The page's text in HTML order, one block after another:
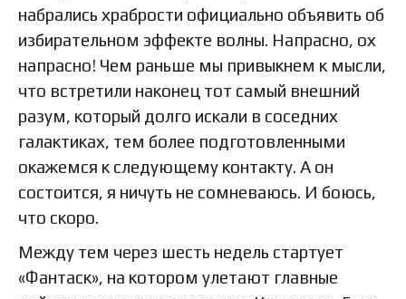
набрались храбрости официально объявить об
избирательном эффекте волны. Напрасно, ох
напрасно! Чем раньше мы привыкнем к мысли,
что встретили наконец тот самый внешний
разум, который долго искали в соседних
галактиках, тем более подготовленными
окажемся к следующему контакту. А он
состоится, я ничуть не сомневаюсь. И боюсь,
что скоро.
Между тем через шесть недель стартует
«Фантаск», на котором улетают главные